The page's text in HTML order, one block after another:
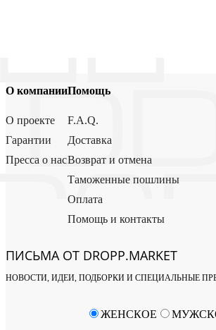
О компании
О проекте
Гарантии
Пресса о нас
Помощь
F.A.Q.
Доставка
Возврат и отмена
Таможенные пошлины
Оплата
Помощь и контакты
ПИСЬМА ОТ DROPP.MARKET
НОВОСТИ, ИДЕИ, ПОДБОРКИ И СПЕЦИАЛЬНЫЕ
ЖЕНСКОЕ